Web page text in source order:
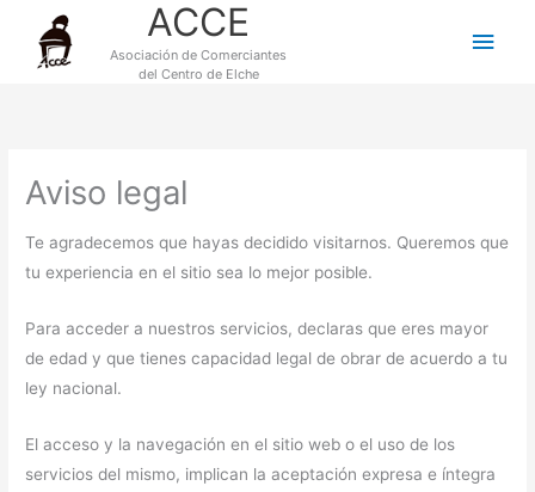
contenido
ACCE
Asociación de Comerciantes
del Centro de Elche
Aviso legal
Te agradecemos que hayas decidido visitarnos. Queremos que
tu experiencia en el sitio sea lo mejor posible.
Para acceder a nuestros servicios, declaras que eres mayor
de edad y que tienes capacidad legal de obrar de acuerdo a tu
ley nacional.
El acceso y la navegación en el sitio web o el uso de los
servicios del mismo, implican la aceptación expresa e íntegra